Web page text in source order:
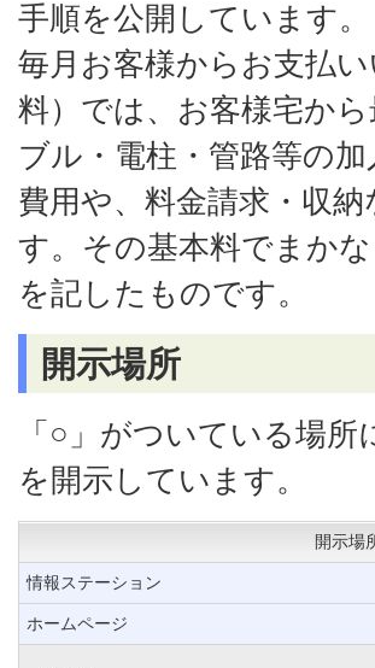
手順を公開しています。
毎月お客様からお支払
料）では、お客様宅か
ブル・電柱・管路等の
費用や、料金請求・収
す。その基本料でまか
を記したものです。
開示場所
「○」がついている場
を開示しています。
開示場
情報ステーション
ホームページ